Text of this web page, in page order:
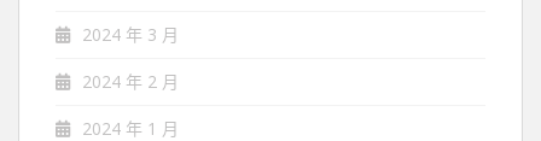
2024 年 3 月
2024 年 2 月
2024 年 1 月